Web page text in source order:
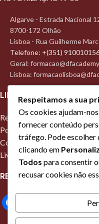
Algarve - Estrada Nacional
8700-172 Olhão
Lisboa - Rua Guilherme
Telefone: +(351)
Geral:
Lisboa:
LINKS ÚTEIS
Regulamento Interno da
Política Privacidade
Contactos
Livro de Reclamações Online
REDES SOCIAIS
Respeitamos a sua
Os cookies ajudam-
fornecer conteúdo
tráfego. Pode escolher
clicando em
Todos para consentir
recusar cookies não